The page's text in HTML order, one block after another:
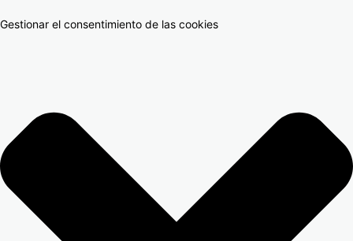
Gestionar el consentimiento de las cookies